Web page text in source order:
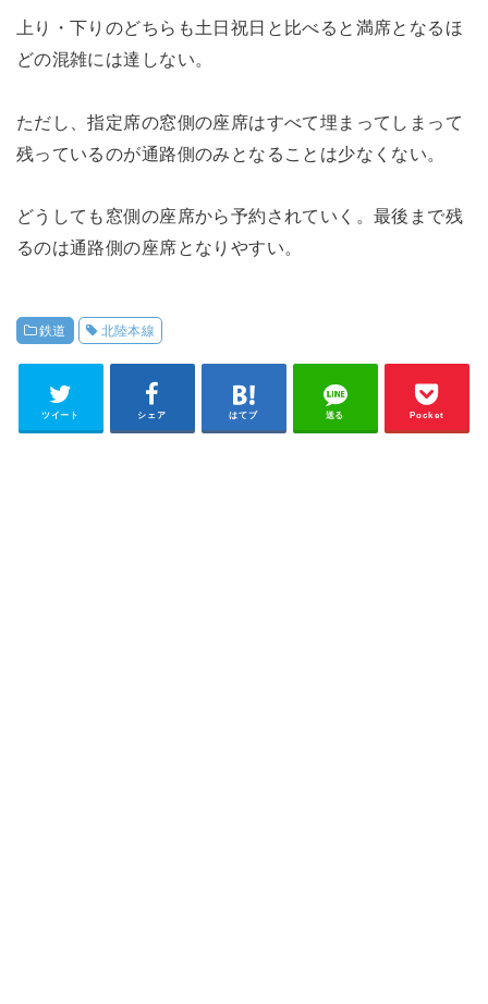
上り・下りのどちらも土日祝日と比べると満席となるほ
どの混雑には達しない。
ただし、指定席の窓側の座席はすべて埋まってしまって
残っているのが通路側のみとなることは少なくない。
どうしても窓側の座席から予約されていく。最後まで残
るのは通路側の座席となりやすい。
鉄道 北陸本線
ツイート シェア はてブ 送る Pocket